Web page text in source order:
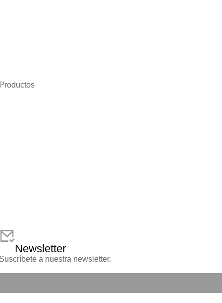
Newsletter
a nuestra newsletter.